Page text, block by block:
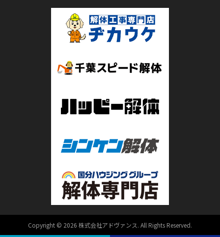
Copyright © 2026 株式会社アドヴァンス. All Rights Reserved.